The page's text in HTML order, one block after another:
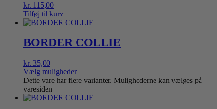
kr. 115,00
Tilføj til kurv
BORDER COLLIE
kr. 35,00
Vælg muligheder
Dette vare har flere varianter. Mulighederne kan vælges på
varesiden